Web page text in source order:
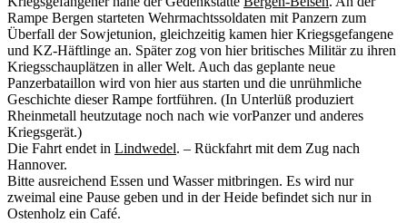
Rampe Bergen starteten Wehrmachtssoldaten mit Panzern zum
Überfall der Sowjetunion, gleichzeitig kamen hier Kriegsgefangene
und KZ-Häftlinge an. Später zog von hier britisches Militär zu ihren
Kriegsschauplätzen in aller Welt. Auch das geplante neue
Panzerbataillon wird von hier aus starten und die unrühmliche
Geschichte dieser Rampe fortführen. (In Unterlüß produziert
Rheinmetall heutzutage noch nach wie vorPanzer und anderes
Kriegsgerät.)
Die Fahrt endet in Lindwedel. – Rückfahrt mit dem Zug nach
Hannover.
Bitte ausreichend Essen und Wasser mitbringen. Es wird nur
zweimal eine Pause geben und in der Heide befindet sich nur in
Ostenholz ein Café.